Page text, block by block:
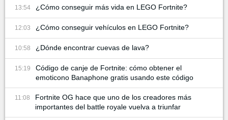
13:54 ¿Cómo conseguir más vida en LEGO Fortnite?
12:03 ¿Cómo conseguir vehículos en LEGO Fortnite?
10:58 ¿Dónde encontrar cuevas de lava?
15:19
Código de canje de Fortnite: cómo obtener el
emoticono Banaphone gratis usando este código
11:08
Fortnite OG hace que uno de los creadores más
importantes del battle royale vuelva a triunfar